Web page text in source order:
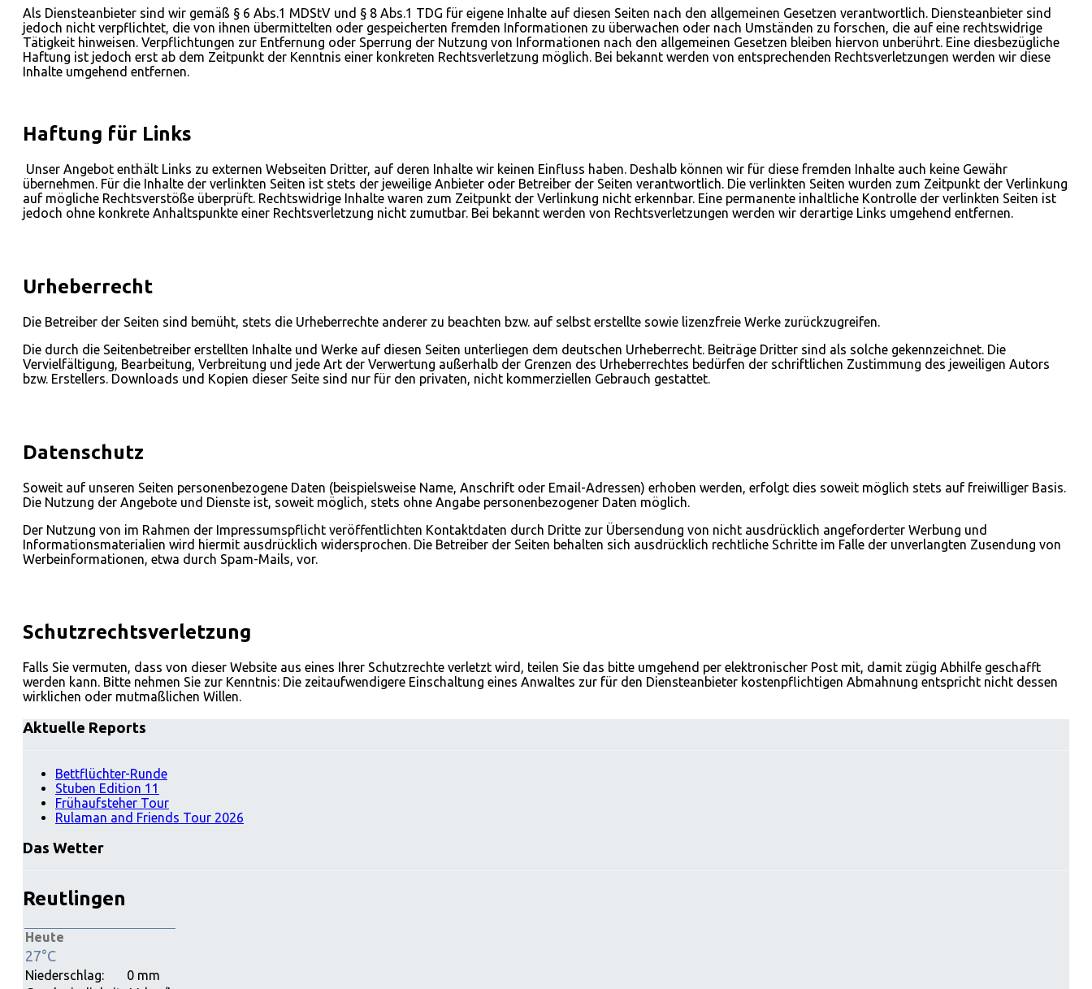
Als Diensteanbieter sind wir gemäß § 6 Abs.1 MDStV und § 8 Abs.1 TDG für eigene Inhalte auf diesen Seiten nach den allgemeinen Gesetzen verantwortlich. Diensteanbieter sind
jedoch nicht verpflichtet, die von ihnen übermittelten oder gespeicherten fremden Informationen zu überwachen oder nach Umständen zu forschen, die auf eine rechtswidrige
Tätigkeit hinweisen. Verpflichtungen zur Entfernung oder Sperrung der Nutzung von Informationen nach den allgemeinen Gesetzen bleiben hiervon unberührt. Eine diesbezügliche
Haftung ist jedoch erst ab dem Zeitpunkt der Kenntnis einer konkreten Rechtsverletzung möglich. Bei bekannt werden von entsprechenden Rechtsverletzungen werden wir diese
Inhalte umgehend entfernen.
Haftung für Links
Unser Angebot enthält Links zu externen Webseiten Dritter, auf deren Inhalte wir keinen Einfluss haben. Deshalb können wir für diese fremden Inhalte auch keine Gewähr
übernehmen. Für die Inhalte der verlinkten Seiten ist stets der jeweilige Anbieter oder Betreiber der Seiten verantwortlich. Die verlinkten Seiten wurden zum Zeitpunkt der Verlinkung
auf mögliche Rechtsverstöße überprüft. Rechtswidrige Inhalte waren zum Zeitpunkt der Verlinkung nicht erkennbar. Eine permanente inhaltliche Kontrolle der verlinkten Seiten ist
jedoch ohne konkrete Anhaltspunkte einer Rechtsverletzung nicht zumutbar. Bei bekannt werden von Rechtsverletzungen werden wir derartige Links umgehend entfernen.
Urheberrecht
Die Betreiber der Seiten sind bemüht, stets die Urheberrechte anderer zu beachten bzw. auf selbst erstellte sowie lizenzfreie Werke zurückzugreifen.
Die durch die Seitenbetreiber erstellten Inhalte und Werke auf diesen Seiten unterliegen dem deutschen Urheberrecht. Beiträge Dritter sind als solche gekennzeichnet. Die
Vervielfältigung, Bearbeitung, Verbreitung und jede Art der Verwertung außerhalb der Grenzen des Urheberrechtes bedürfen der schriftlichen Zustimmung des jeweiligen Autors
bzw. Erstellers. Downloads und Kopien dieser Seite sind nur für den privaten, nicht kommerziellen Gebrauch gestattet.
Datenschutz
Soweit auf unseren Seiten personenbezogene Daten (beispielsweise Name, Anschrift oder Email-Adressen) erhoben werden, erfolgt dies soweit möglich stets auf freiwilliger Basis.
Die Nutzung der Angebote und Dienste ist, soweit möglich, stets ohne Angabe personenbezogener Daten möglich.
Der Nutzung von im Rahmen der Impressumspflicht veröffentlichten Kontaktdaten durch Dritte zur Übersendung von nicht ausdrücklich angeforderter Werbung und
Informationsmaterialien wird hiermit ausdrücklich widersprochen. Die Betreiber der Seiten behalten sich ausdrücklich rechtliche Schritte im Falle der unverlangten Zusendung von
Werbeinformationen, etwa durch Spam-Mails, vor.
Schutzrechtsverletzung
Falls Sie vermuten, dass von dieser Website aus eines Ihrer Schutzrechte verletzt wird, teilen Sie das bitte umgehend per elektronischer Post mit, damit zügig Abhilfe geschafft
werden kann. Bitte nehmen Sie zur Kenntnis: Die zeitaufwendigere Einschaltung eines Anwaltes zur für den Diensteanbieter kostenpflichtigen Abmahnung entspricht nicht dessen
wirklichen oder mutmaßlichen Willen.
Aktuelle Reports
Bettflüchter-Runde
Stuben Edition 11
Frühaufsteher Tour
Rulaman and Friends Tour 2026
Das Wetter
Reutlingen
Heute
27°C
Niederschlag:
0 mm